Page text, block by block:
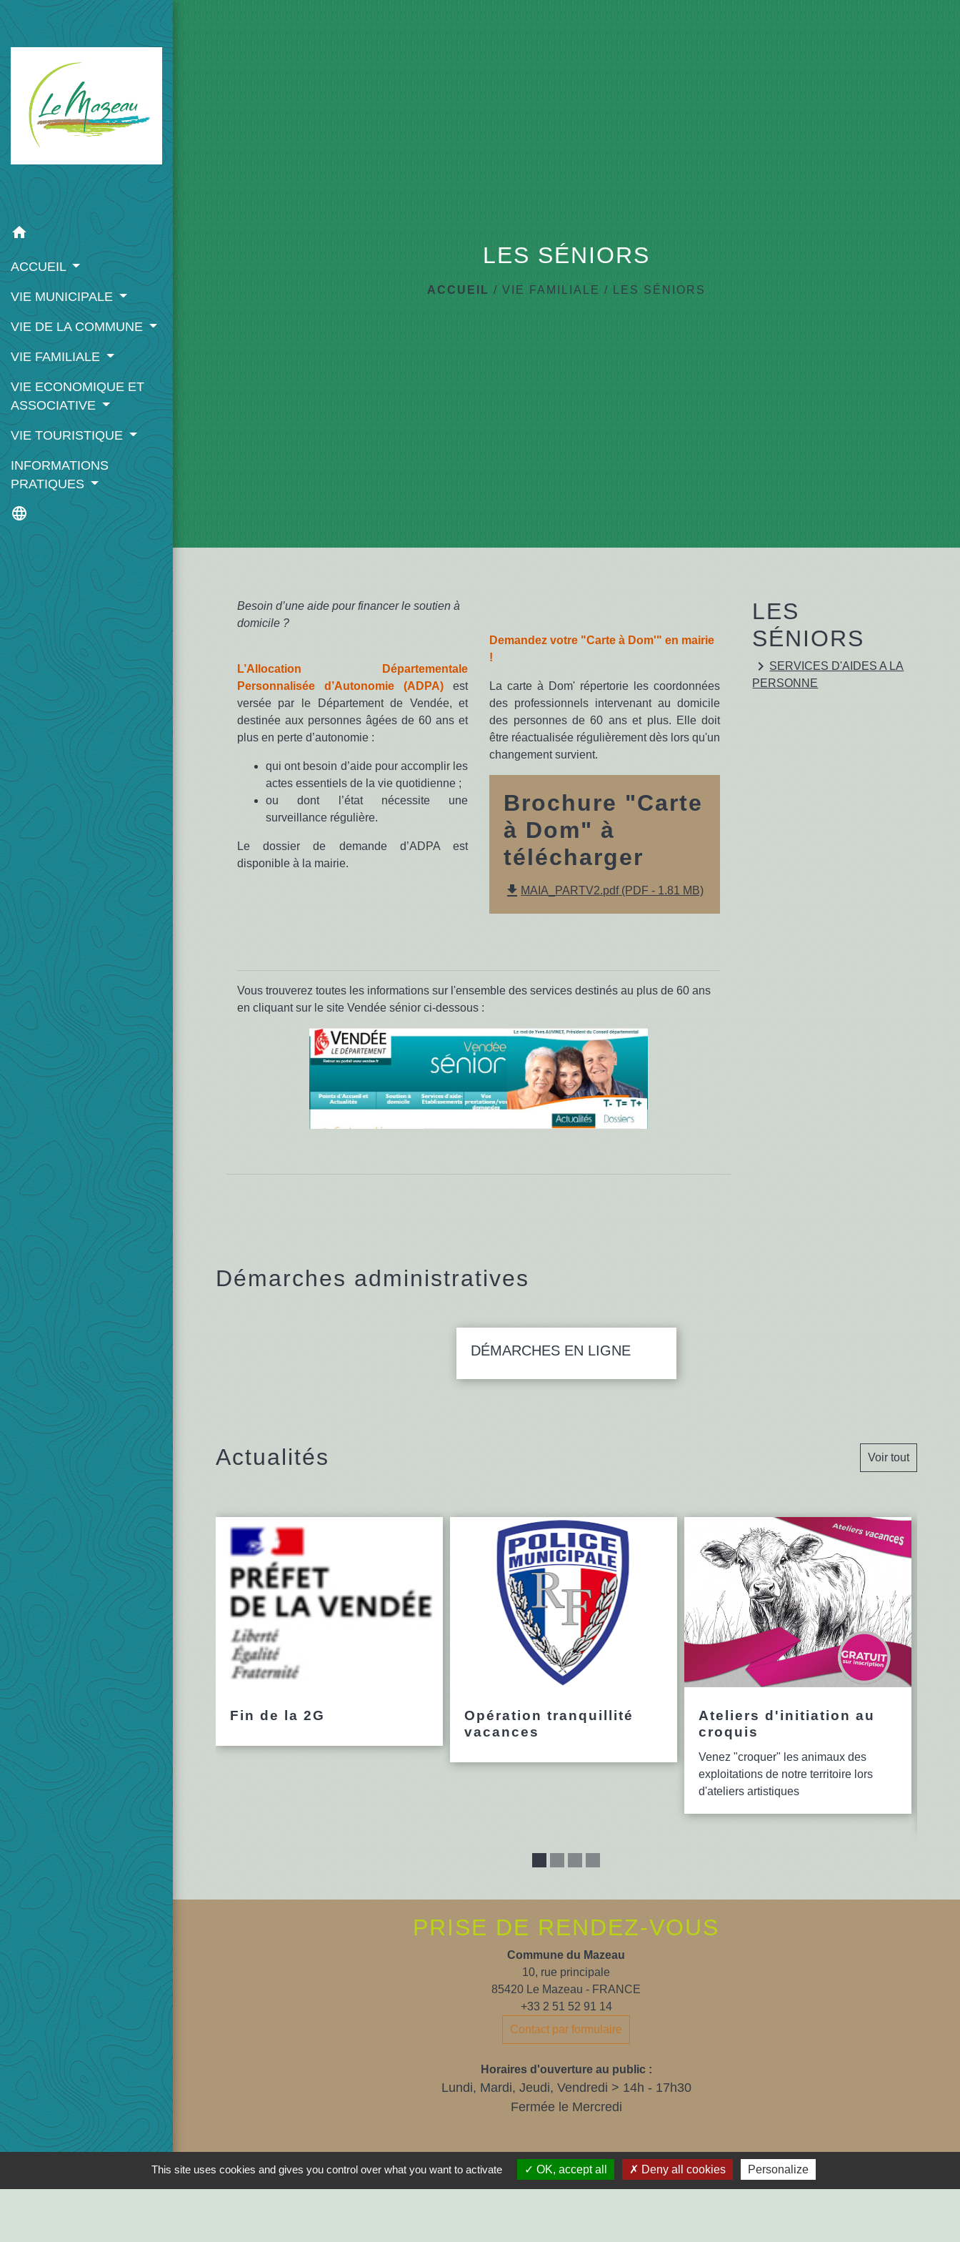
home
ACCUEIL
VIE MUNICIPALE
VIE DE LA COMMUNE
VIE FAMILIALE
VIE ECONOMIQUE ET
ASSOCIATIVE
VIE TOURISTIQUE
INFORMATIONS
PRATIQUES
language
LES SÉNIORS
ACCUEIL/VIE FAMILIALE / LES SÉNIORS
Besoin d’une aide pour financer le soutien à
domicile ?
L’Allocation Départementale
Personnalisée d’Autonomie (ADPA)est
versée par le Département de Vendée, et
destinée aux personnes âgées de 60 ans et
plus en perte d’autonomie :
qui ont besoin d’aide pour accomplir les
actes essentiels de la vie quotidienne ;
ou dont l’état nécessite une
surveillance régulière.
Le dossier de demande d’ADPA est
disponible à la mairie.
Demandez votre "Carte à Dom'" en mairie
!
La carte à Dom' répertorie les coordonnées
des professionnels intervenant au domicile
des personnes de 60 ans et plus. Elle doit
être réactualisée régulièrement dès lors qu'un
changement survient.
Brochure "Carte
à Dom" à
télécharger
file_downloadMAIA_PARTV2.pdf (PDF - 1.81 MB)
Vous trouverez toutes les informations sur l'ensemble des services destinés au plus de 60 ans
en cliquant sur le site Vendée sénior ci-dessous :
LES
SÉNIORS
keyboard_arrow_rightSERVICES D'AIDES A LA
PERSONNE
Démarches administratives
DÉMARCHES EN LIGNE
Actualités Voir tout
Fin de la 2G
Opération tranquillité
vacances
Ateliers d'initiation au
croquis
Venez "croquer" les animaux des
exploitations de notre territoire lors
d'ateliers artistiques
PRISE DE RENDEZ-VOUS
Commune du Mazeau
10, rue principale
85420 Le Mazeau - FRANCE
+33 2 51 52 91 14
Contact par formulaire
Horaires d'ouverture au public :
Lundi, Mardi, Jeudi, Vendredi > 14h - 17h30
Fermée le Mercredi
This site uses cookies and gives you control over what you want to activate OK, accept all Deny all cookies Personalize